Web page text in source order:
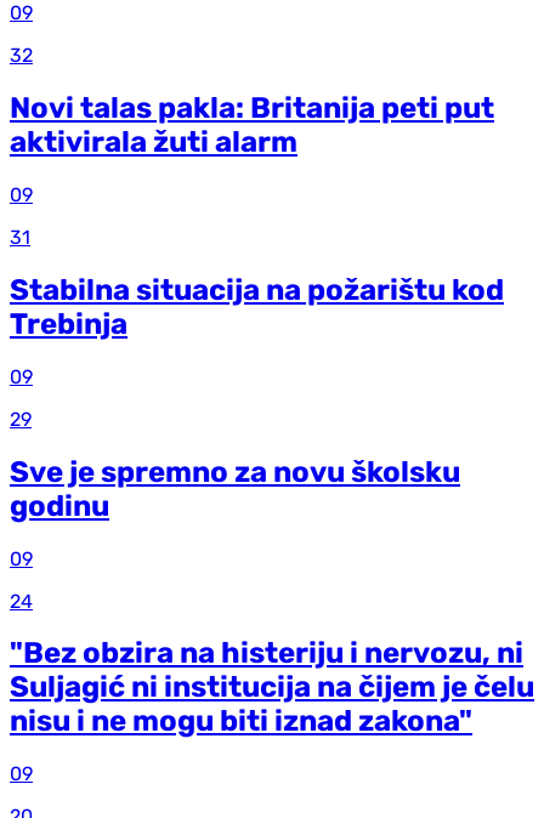
09
32
Novi talas pakla: Britanija peti put
aktivirala žuti alarm
09
31
Stabilna situacija na požarištu kod
Trebinja
09
29
Sve je spremno za novu školsku
godinu
09
24
"Bez obzira na histeriju i nervozu, ni
Suljagić ni institucija na čijem je čelu
nisu i ne mogu biti iznad zakona"
09